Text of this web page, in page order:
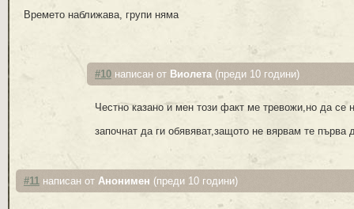
Времето наближава, групи няма
#10 написан от Виолета (преди 10 години)
Честно казано и мен този факт ме тревожи,но да се
започнат да ги обявяват,защото не вярвам те първа
#11 написан от Анонимен (преди 10 години)